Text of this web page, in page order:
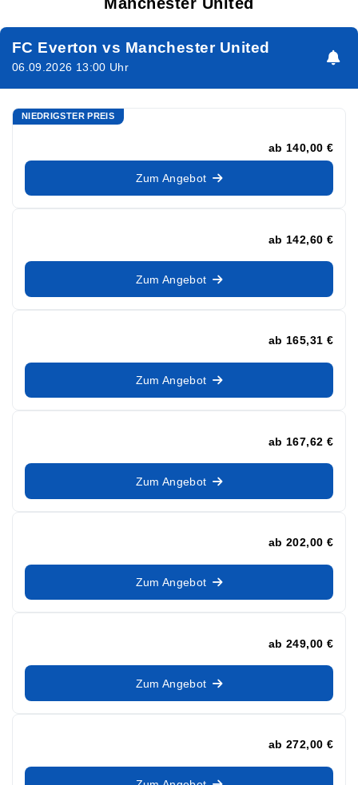
FC Everton vs Manchester United
06.09.2026 13:00 Uhr
NIEDRIGSTER PREIS
ab 140,00 €
Zum Angebot
ab 142,60 €
Zum Angebot
ab 165,31 €
Zum Angebot
ab 167,62 €
Zum Angebot
ab 202,00 €
Zum Angebot
ab 249,00 €
Zum Angebot
ab 272,00 €